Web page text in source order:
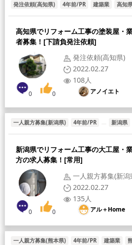
発注依頼(高知県) 4年前/PR 建築業 高知
高知県でリフォーム工事の塗装屋・
者募集！[下請負発注依頼]
発注依頼(高知県)
2022.02.27
108人
アノイエト
0 0
一人親方募集(新潟県) 4年前/PR 新潟県
新潟県でリフォーム工事の大工屋・
方の求人募集！[常用]
一人親方募集(新潟
2022.02.27
135人
アル＋Home
0 0
一人親方募集(熊本県) 4年前/PR 建築業